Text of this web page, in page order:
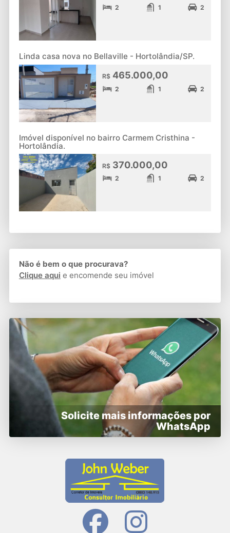
2 1 2
Linda casa nova no Bellaville - Hortolândia/SP.
R$465.000,00
2 1 2
Imóvel disponível no bairro Carmem Cristhina -
Hortolândia.
R$370.000,00
2 1 2
Não é bem o que procurava?
Clique aqui e encomende seu imóvel
Solicite mais informações por
WhatsApp